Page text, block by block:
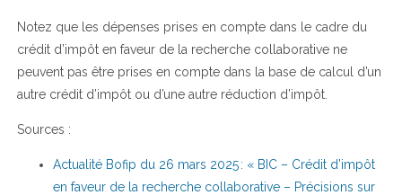
Notez que les dépenses prises en compte dans le cadre du
crédit d’impôt en faveur de la recherche collaborative ne
peuvent pas être prises en compte dans la base de calcul d’un
autre crédit d’impôt ou d’une autre réduction d’impôt.
Sources :
Actualité Bofip du 26 mars 2025 : « BIC – Crédit d’impôt
en faveur de la recherche collaborative – Précisions sur